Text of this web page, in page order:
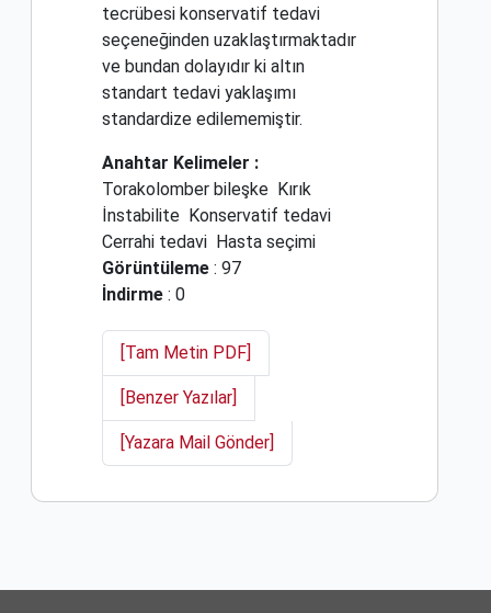
tecrübesi konservatif tedavi
seçeneğinden uzaklaştırmaktadır
ve bundan dolayıdır ki altın
standart tedavi yaklaşımı
standardize edilememiştir.
Anahtar Kelimeler :
Torakolomber bileşke Kırık
İnstabilite Konservatif tedavi
Cerrahi tedavi Hasta seçimi
Görüntüleme : 97
İndirme : 0
[Tam Metin PDF]
[Benzer Yazılar]
[Yazara Mail Gönder]